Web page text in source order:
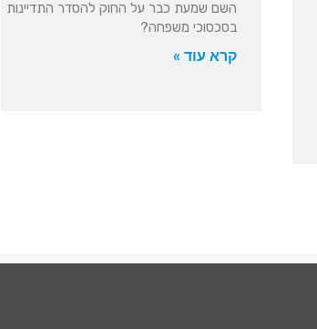
השם שמעת כבר על החוק להסדר התדיינות
בסכסוכי משפחה?
קרא עוד »